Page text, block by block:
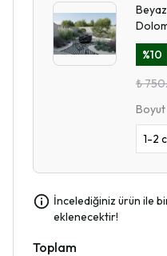
%10
₺
Boyut
İncelediğiniz ürün ile
eklenecektir!
Toplam